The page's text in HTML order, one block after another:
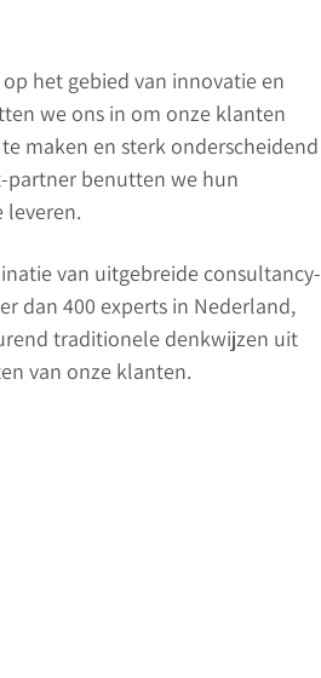
het gebied van innovatie en
we ons in om onze klanten
maken en sterk onderscheidend
partner benutten we hun
leveren.
van uitgebreide consultancy-
dan 400 experts in Nederland,
traditionele denkwijzen uit
van onze klanten.